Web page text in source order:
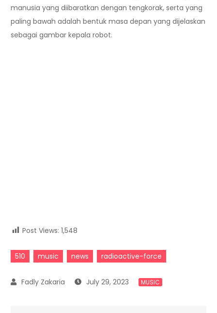
manusia yang diibaratkan dengan tengkorak, serta yang
paling bawah adalah bentuk masa depan yang dijelaskan
sebagai gambar kepala robot.
Post Views: 1,548
510 music news radioactive-force
July 29, 2023 MUSIC